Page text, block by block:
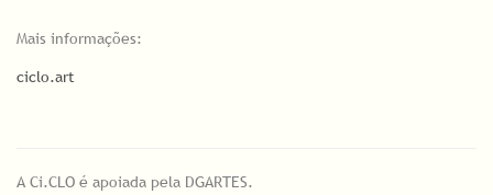
Mais informações:
ciclo.art
A Ci.CLO é apoiada pela DGARTES.